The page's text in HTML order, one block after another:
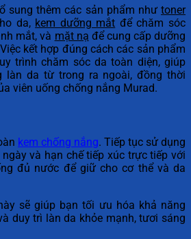
sung thêm các sản phẩm như toner
da, kem dưỡng mắt để chăm sóc
mắt, và mặt nạ để cung cấp dưỡng
kết hợp đúng cách các sản phẩm
trình chăm sóc da toàn diện, giúp
làn da từ trong ra ngoài, đồng thời
viên uống chống nắng Murad.
kem chống nắng. Tiếp tục sử dụng
và hạn chế tiếp xúc trực tiếp với
đủ nước để giữ cho cơ thể và da
sẽ giúp bạn tối ưu hóa khả năng
duy trì làn da khỏe mạnh, tươi sáng